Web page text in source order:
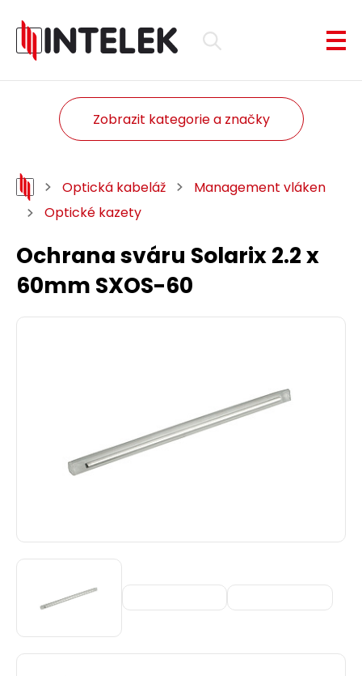
Zobrazit kategorie a značky
Optická kabeláž
Management vláken
Optické kazety
Ochrana sváru Solarix 2.2 x
60mm SXOS-60